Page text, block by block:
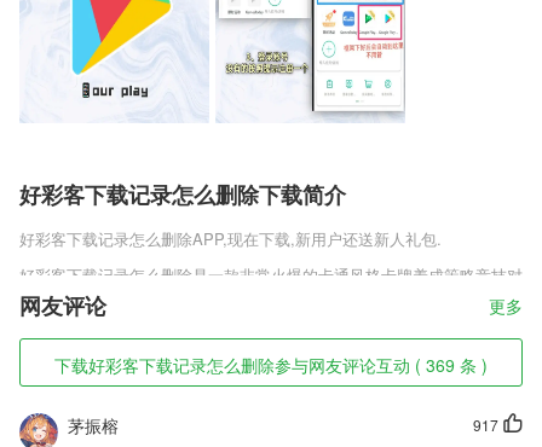
好彩客下载记录怎么删除下载简介
好彩客下载记录怎么删除APP,现在下载,新用户还送新人礼包.
好彩客下载记录怎么删除是一款非常火爆的卡通风格卡牌养成策略竞技对
战类RPG手游，游戏中你将变身为一位领主，通过手上的卡牌角色对战
入侵者，通过养成进阶来提升角色的实力，不同的卡牌组合在一起还能发
挥出奇的效果，角色养成乐趣无穷，模拟经营轻松休闲，精致卡通游戏画
风，海量勇士轻松收集，刺激冒险守卫这片土地，开始建设属于你的家园
好彩客下载记录怎么删除软件特色
网友评论 更多
下载好彩客下载记录怎么删除参与网友评论互动 ( 369 条 )
917
茅振榕